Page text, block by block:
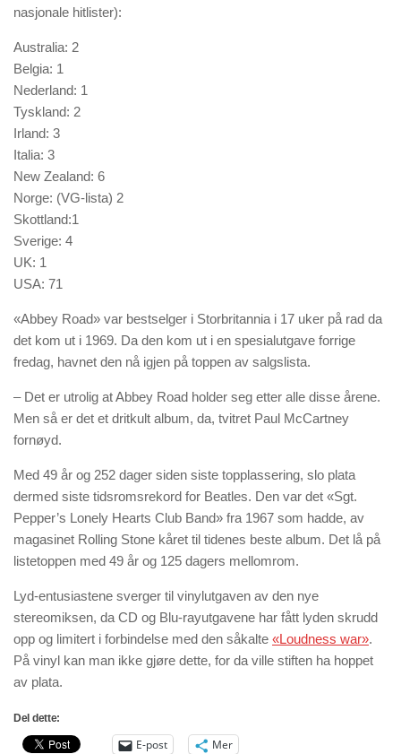
nasjonale hitlister):
Australia: 2
Belgia: 1
Nederland: 1
Tyskland: 2
Irland: 3
Italia: 3
New Zealand: 6
Norge: (VG-lista) 2
Skottland:1
Sverige: 4
UK: 1
USA: 71
«Abbey Road» var bestselger i Storbritannia i 17 uker på rad da
det kom ut i 1969. Da den kom ut i en spesialutgave forrige
fredag, havnet den nå igjen på toppen av salgslista.
– Det er utrolig at Abbey Road holder seg etter alle disse årene.
Men så er det et dritkult album, da, tvitret Paul McCartney
fornøyd.
Med 49 år og 252 dager siden siste topplassering, slo plata
dermed siste tidsromsrekord for Beatles. Den var det «Sgt.
Pepper’s Lonely Hearts Club Band» fra 1967 som hadde, av
magasinet Rolling Stone kåret til tidenes beste album. Det lå på
listetoppen med 49 år og 125 dagers mellomrom.
Lyd-entusiastene sverger til vinylutgaven av den nye
stereomiksen, da CD og Blu-rayutgavene har fått lyden skrudd
opp og limitert i forbindelse med den såkalte «Loudness war».
På vinyl kan man ikke gjøre dette, for da ville stiften ha hoppet
av plata.
Del dette:
E-post Mer